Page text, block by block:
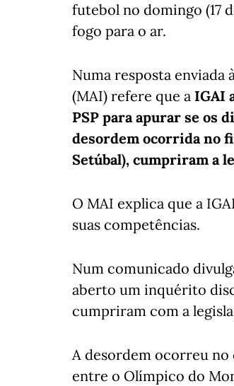
futebol no domingo (17
fogo para o ar.
Numa resposta
(MAI) refere que a IGAI
PSP para apurar se os
desordem ocorrida no
Setúbal), cumpriram a
O MAI explica que a
suas competências.
Num comunicado
aberto um inquérito
cumpriram com a
A desordem ocorreu no
entre o Olímpico do